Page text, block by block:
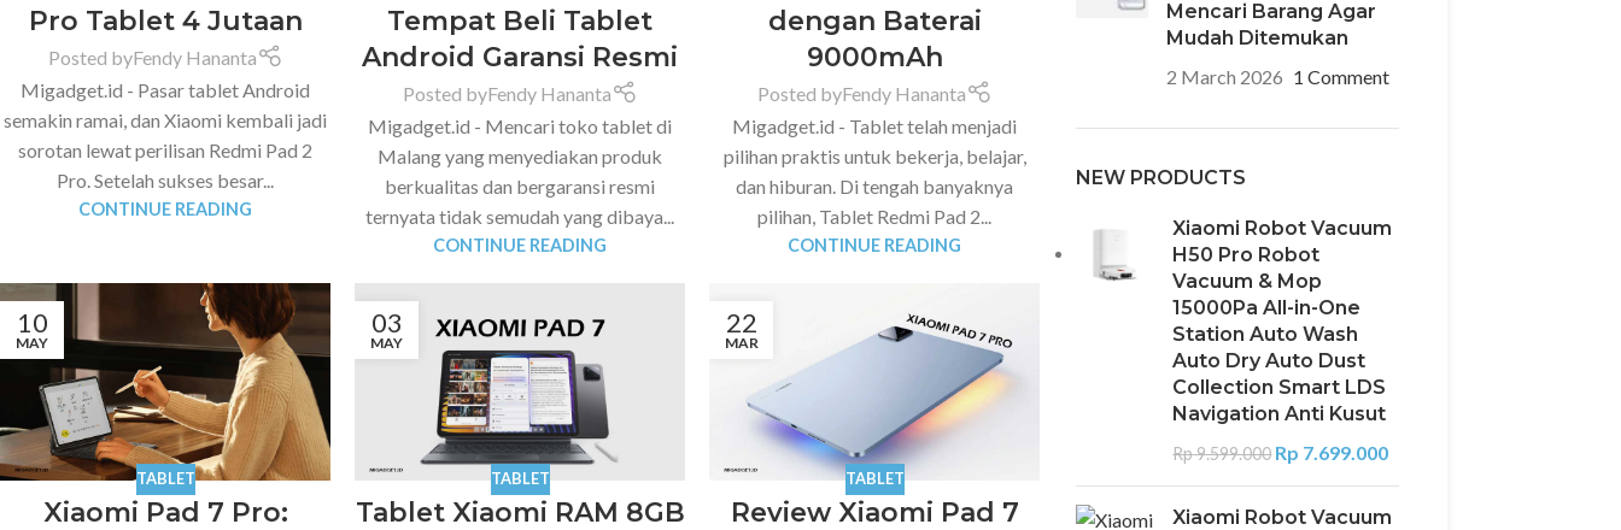
Pro Tablet 4 Jutaan
Posted byFendy Hananta
Migadget.id - Pasar tablet Android
semakin ramai, dan Xiaomi kembali jadi
sorotan lewat perilisan Redmi Pad 2
Pro. Setelah sukses besar...
CONTINUE READING
Tempat Beli Tablet
Android Garansi Resmi
Posted byFendy Hananta
Migadget.id - Mencari toko tablet di
Malang yang menyediakan produk
berkualitas dan bergaransi resmi
ternyata tidak semudah yang dibaya...
CONTINUE READING
dengan Baterai
9000mAh
Posted byFendy Hananta
Migadget.id - Tablet telah menjadi
pilihan praktis untuk bekerja, belajar,
dan hiburan. Di tengah banyaknya
pilihan, Tablet Redmi Pad 2...
CONTINUE READING
10
MAY
TABLET
Xiaomi Pad 7 Pro:
03
MAY
TABLET
Tablet Xiaomi RAM 8GB
22
MAR
TABLET
Review Xiaomi Pad 7
Mencari Barang Agar
Mudah Ditemukan
2 March 2026 1 Comment
NEW PRODUCTS
Xiaomi Robot Vacuum
H50 Pro Robot
Vacuum & Mop
15000Pa All-in-One
Station Auto Wash
Auto Dry Auto Dust
Collection Smart LDS
Navigation Anti Kusut
Rp9.599.000 Rp 7.699.000
Xiaomi Robot Vacuum